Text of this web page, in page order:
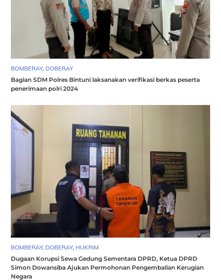
BOMBERAY, DOBERAY
Bagian SDM Polres Bintuni laksanakan verifikasi berkas peserta
penerimaan polri 2024
BOMBERAY, DOBERAY, HUKRIM
Dugaan Korupsi Sewa Gedung Sementara DPRD, Ketua DPRD
Simon Dowansiba Ajukan Permohonan Pengembalian Kerugian
Negara